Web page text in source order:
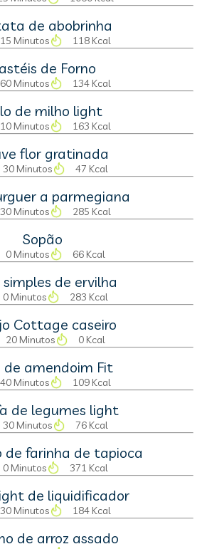
de abobrinha
15 Minutos 118 Kcal
de Forno
60 Minutos 134 Kcal
de milho light
10 Minutos 163 Kcal
flor gratinada
30 Minutos 47 Kcal
a parmegiana
30 Minutos 285 Kcal
Sopão
0 Minutos 66 Kcal
simples de ervilha
0 Minutos 283 Kcal
Cottage caseiro
20 Minutos 0 Kcal
de amendoim Fit
40 Minutos 109 Kcal
de legumes light
30 Minutos 76 Kcal
de farinha de tapioca
0 Minutos 371 Kcal
de liquidificador
30 Minutos 184 Kcal
de arroz assado